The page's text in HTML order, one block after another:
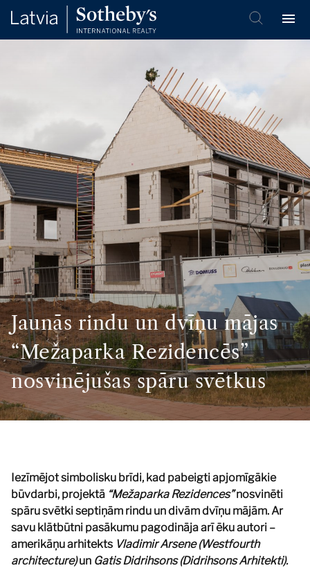
Jaunās rindu un dvīņu mājas
“Mežaparka Rezidencēs”
nosvinējušas spāru svētkus
Iezīmējot simbolisku brīdi, kad pabeigti apjomīgākie
būvdarbi, projektā “Mežaparka Rezidences”nosvinēti
spāru svētki septiņām rindu un divām dvīņu mājām. Ar
savu klātbūtni pasākumu pagodināja arī ēku autori –
amerikāņu arhitekts Vladimir Arsene (Westfourth
architecture)un Gatis Didrihsons (Didrihsons Arhitekti).